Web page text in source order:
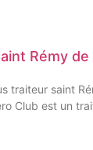
Rémy
traiteur saint
Club est un